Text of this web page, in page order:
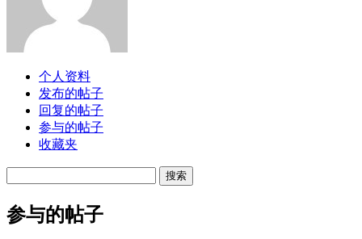
个人资料
发布的帖子
回复的帖子
参与的帖子
收藏夹
帖
子:
参与的帖子